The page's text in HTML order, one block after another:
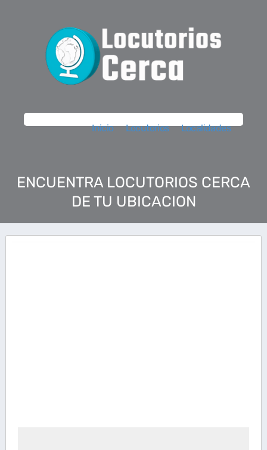
Inicio Locutorios Localidades
ENCUENTRA LOCUTORIOS CERCA
DE TU UBICACION